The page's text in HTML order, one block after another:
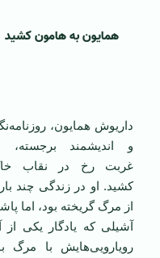
همایون به هامون کشید
داریوش همایون،
و اندیشمند برجسته،
غربت رخ در نقاب
کشید. او در زندگی چند
از مرگ گریخته بود، اما
آشیلی که یادگار یکی از
رویارویی‌هایش با مرگ